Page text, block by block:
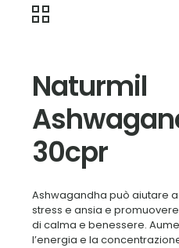
Naturmil
30cpr
Ashwagandha può aiutare
stress e ansia e
di calma e benessere.
l’energia e la